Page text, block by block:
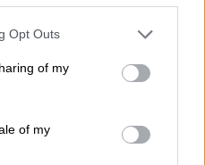
uses one or more Google
behaviour. You may click to
and its third-party tags to
purposes in below Google
Opt Outs
of my
of my